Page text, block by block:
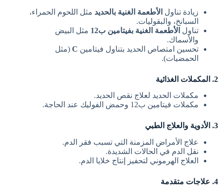
زيادة تناول الأطعمة الغنية بالحديد مثل اللحوم الحمراء،
السبانخ، والبقوليات.
تناول الأطعمة الغنية بفيتامين ب12
مثل البيض
والأسماك.
تحسين امتصاص الحديد بتناول فيتامين C (مثل
الحمضيات).
2. المكملات الغذائية
مكملات الحديد لعلاج نقص الحديد.
مكملات فيتامين ب12 وحمض الفوليك عند الحاجة.
3. الأدوية والعلاج الطبي
علاج الأمراض المزمنة التي تسبب فقر الدم.
نقل الدم في الحالات الشديدة.
العلاج الهرموني لتحفيز إنتاج خلايا الدم.
4. علاجات متقدمة